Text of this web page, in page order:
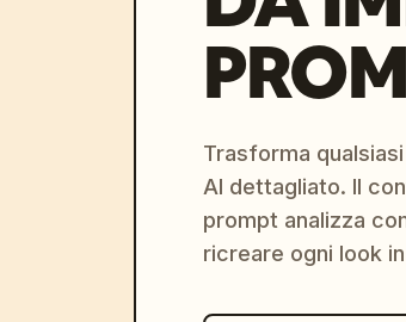
Trasforma
AI dettagliato. Il
prompt analizza
ricreare ogni look